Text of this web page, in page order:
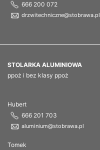
666 200 072
drzwitechniczne@stobrawa.pl
STOLARKA ALUMINIOWA
ppoż i bez klasy ppoż
Hubert
666 201 703
aluminium@stobrawa.pl
Tomek